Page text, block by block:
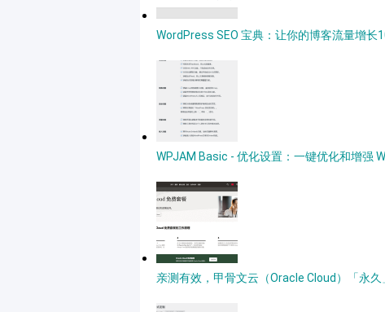
WordPress SEO 宝典：让你的博客流量增长
WPJAM Basic - 优化设置：一键优化和增强
亲测有效，甲骨文云（Oracle Cloud）「永久